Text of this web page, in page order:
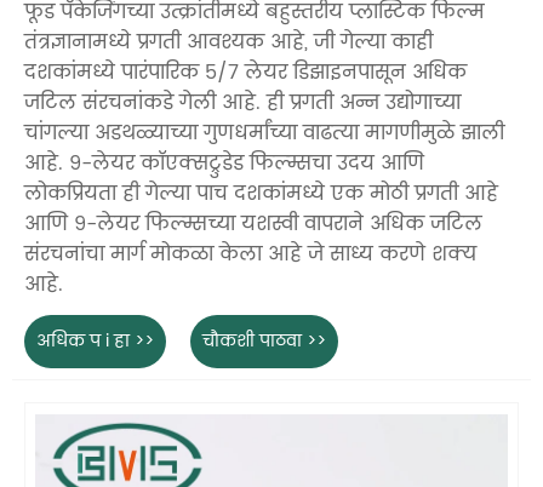
फूड पॅकेजिंगच्या उत्क्रांतीमध्ये बहुस्तरीय प्लास्टिक फिल्म
तंत्रज्ञानामध्ये प्रगती आवश्यक आहे, जी गेल्या काही
दशकांमध्ये पारंपारिक 5/7 लेयर डिझाइनपासून अधिक
जटिल संरचनांकडे गेली आहे. ही प्रगती अन्न उद्योगाच्या
चांगल्या अडथळ्याच्या गुणधर्मांच्या वाढत्या मागणीमुळे झाली
आहे. 9-लेयर कॉएक्सट्रुडेड फिल्म्सचा उदय आणि
लोकप्रियता ही गेल्या पाच दशकांमध्ये एक मोठी प्रगती आहे
आणि 9-लेयर फिल्म्सच्या यशस्वी वापराने अधिक जटिल
संरचनांचा मार्ग मोकळा केला आहे जे साध्य करणे शक्य
आहे.
अधिक प i हा >> चौकशी पाठवा >>